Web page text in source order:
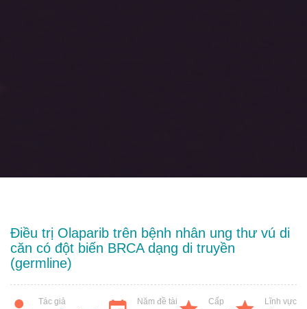
Điều trị Olaparib trên bệnh nhân ung thư vú di
căn có đột biến BRCA dạng di truyền
(germline)
Tác giả
Năm đề tài
Cấp
Lĩnh vực